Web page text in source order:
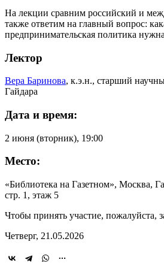
На лекции сравним российский и
также ответим на главный вопрос:
предпринимательская политика
Лектор
Вера Баринова, к.э.н., старший
Гайдара
Дата и время:
2 июня (вторник), 19:00
Место:
«Библиотека на Газетном», Москва,
стр. 1, этаж 5
Чтобы принять участие, пожалуйста,
Четверг, 21.05.2026